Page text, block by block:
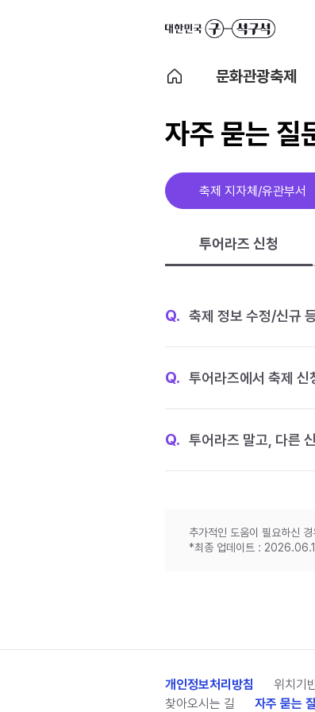
문화관광축제
자주 묻는 질
축제 지자체/유관부서
투어라즈 신청
Q. 축제 정보 수정/신규
Q. 투어라즈에서 축제 신
Q. 투어라즈 말고, 다른
추가적인 도움이 필요하신 경
*최종 업데이트 :
개인정보처리방침 위치기
찾아오시는 길
자주 묻는